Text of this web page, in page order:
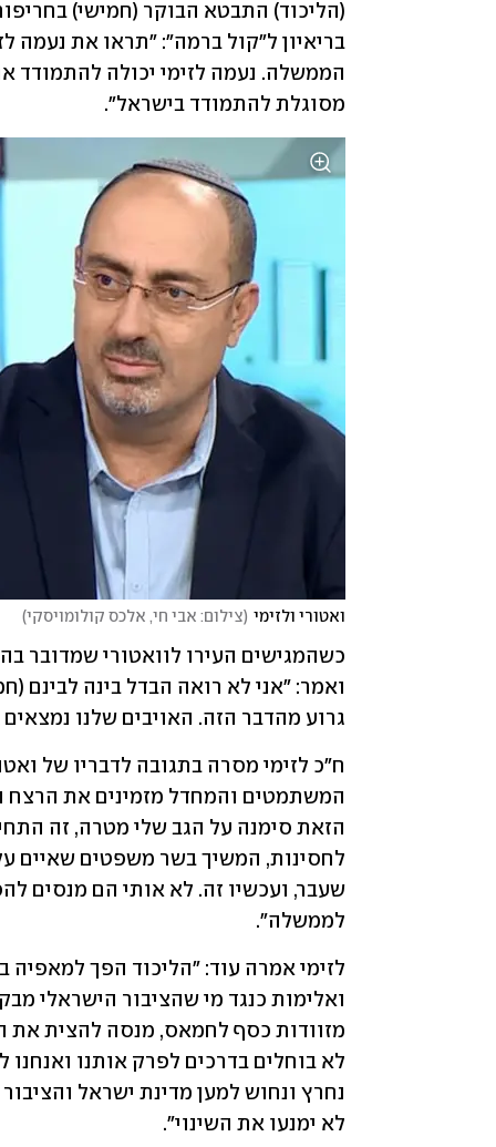
(הליכוד) התבטא הבוקר (חמישי)
מסוגלת להתמודד בישראל".
ואטורי ולזימי (צילום: אבי חי, אלכס קולומויסקי)
גרוע מהדבר הזה. האויבים שלנו
לממשלה".
לא ימנעו את השינוי".